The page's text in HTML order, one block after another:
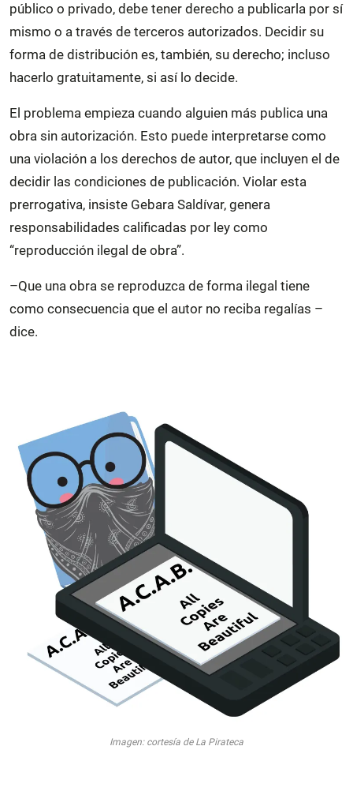
público o privado, debe tener derecho a publicarla por sí
mismo o a través de terceros autorizados. Decidir su
forma de distribución es, también, su derecho; incluso
hacerlo gratuitamente, si así lo decide.
El problema empieza cuando alguien más publica una
obra sin autorización. Esto puede interpretarse como
una violación a los derechos de autor, que incluyen el de
decidir las condiciones de publicación. Violar esta
prerrogativa, insiste Gebara Saldívar, genera
responsabilidades calificadas por ley como
“reproducción ilegal de obra”.
–Que una obra se reproduzca de forma ilegal tiene
como consecuencia que el autor no reciba regalías –
dice.
Imagen: cortesía de La Pirateca